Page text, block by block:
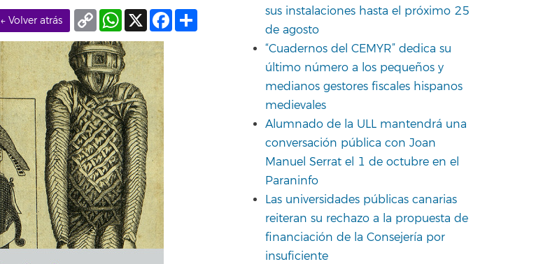
← Volver atrás Facebook
X
WhatsApp
Copy
Link
sus instalaciones hasta el próximo 25
de agosto
“Cuadernos del CEMYR” dedica su
último número a los pequeños y
medianos gestores fiscales hispanos
medievales
Alumnado de la ULL mantendrá una
conversación pública con Joan
Manuel Serrat el 1 de octubre en el
Paraninfo
Las universidades públicas canarias
reiteran su rechazo a la propuesta de
financiación de la Consejería por
insuficiente